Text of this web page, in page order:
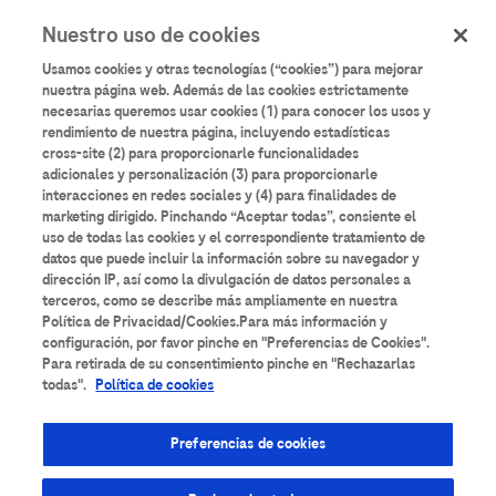
contenido
principal
User
account
menu
Iniciar sesión
AularioRoche
Todos los contenidos Anatomía Patológica
Área de Suero Bancos de Sangre Bioquímica
Cardiología Coagulación Diabetes
Nuestro uso de cookies
Usamos cookies y otras tecnologías (“cookies”) para mejorar
nuestra página web. Además de las cookies estrictamente
necesarias queremos usar cookies (1) para conocer los usos y
rendimiento de nuestra página, incluyendo estadísticas
cross-site (2) para proporcionarle funcionalidades
adicionales y personalización (3) para proporcionarle
interacciones en redes sociales y (4) para finalidades de
marketing dirigido. Pinchando “Aceptar todas”, consiente el
uso de todas las cookies y el correspondiente tratamiento de
datos que puede incluir la información sobre su navegador y
dirección IP, así como la divulgación de datos personales a
terceros, como se describe más ampliamente en nuestra
Política de Privacidad/Cookies.Para más información y
configuración, por favor pinche en "Preferencias de Cookies".
Para retirada de su consentimiento pinche en "Rechazarlas
todas". Política de cookies
Preferencias de cookies